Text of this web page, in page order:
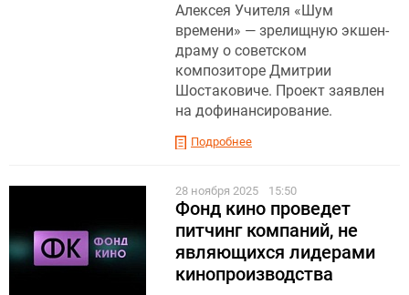
Алексея Учителя «Шум
времени» — зрелищную экшен-
драму о советском
композиторе Дмитрии
Шостаковиче. Проект заявлен
на дофинансирование.
Подробнее
28 ноября 2025 15:50
Фонд кино проведет
питчинг компаний, не
являющихся лидерами
кинопроизводства